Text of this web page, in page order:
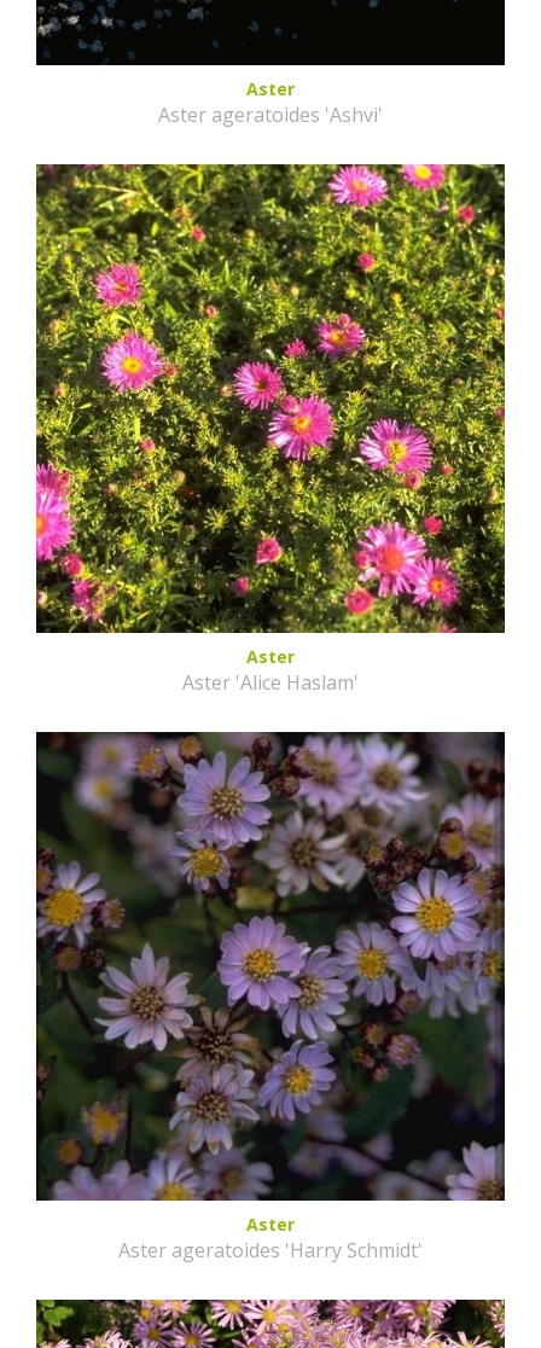
Aster
Aster ageratoides 'Ashvi'
Aster
Aster 'Alice Haslam'
Aster
Aster ageratoides 'Harry Schmidt'